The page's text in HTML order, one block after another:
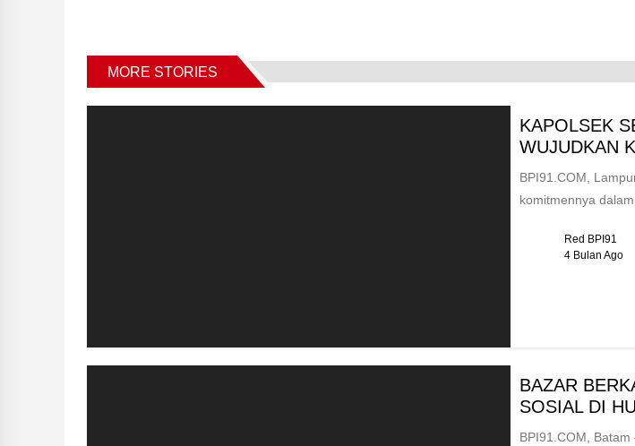
MORE STORIES
KAPOLSEK
WUJUDKAN
BPI91.COM,
komitmennya
Red BPI91
4 Bulan Ago
BAZAR
SOSIAL DI
BPI91.COM,